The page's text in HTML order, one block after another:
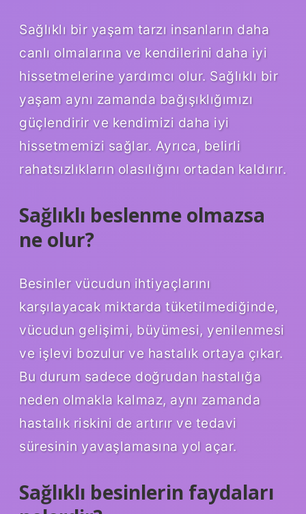
Sağlıklı bir yaşam tarzı insanların daha
canlı olmalarına ve kendilerini daha iyi
hissetmelerine yardımcı olur. Sağlıklı bir
yaşam aynı zamanda bağışıklığımızı
güçlendirir ve kendimizi daha iyi
hissetmemizi sağlar. Ayrıca, belirli
rahatsızlıkların olasılığını ortadan kaldırır.
Sağlıklı beslenme olmazsa
ne olur?
Besinler vücudun ihtiyaçlarını
karşılayacak miktarda tüketilmediğinde,
vücudun gelişimi, büyümesi, yenilenmesi
ve işlevi bozulur ve hastalık ortaya çıkar.
Bu durum sadece doğrudan hastalığa
neden olmakla kalmaz, aynı zamanda
hastalık riskini de artırır ve tedavi
süresinin yavaşlamasına yol açar.
Sağlıklı besinlerin faydaları